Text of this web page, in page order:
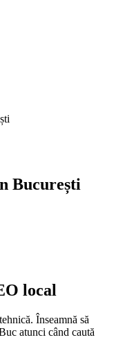
București
local
Înseamnă să
atunci când caută